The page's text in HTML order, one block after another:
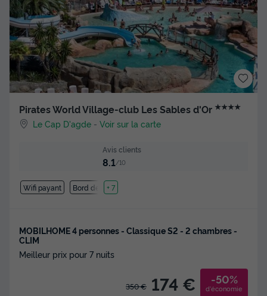
Pirates World Village-club Les Sables d'Or ★★★★
Le Cap D'agde -Voir sur la carte
Avis clients
8.1/10
Wifi payant Bord de mer
+ 7
MOBILHOME 4 personnes - Classique S2 - 2 chambres -
CLIM
Meilleur prix pour 7 nuits
350 € 174 € -50%
d'économie